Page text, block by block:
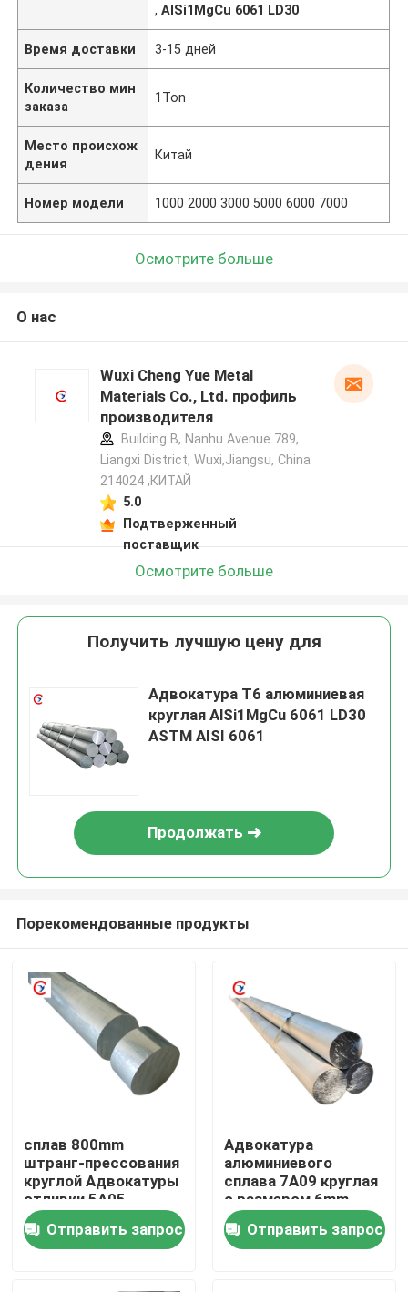
Дом
Товары
,AlSi1MgCu 6061 LD30
Время доставки 3-15 дней
Количество мин
заказа
1Ton
Место происхож
дения
Китай
Номер модели 1000 2000 3000 5000 6000 7000
Осмотрите больше
О нас
Wuxi Cheng Yue Metal
Materials Co., Ltd. профиль
производителя
Building B, Nanhu Avenue 789,
Liangxi District, Wuxi,Jiangsu, China
214024 ,КИТАЙ
5.0
Подтверженный
поставщик
Осмотрите больше
Получить лучшую цену для
Адвокатура T6 алюминиевая
круглая AlSi1MgCu 6061 LD30
ASTM AISI 6061
Продолжать
Порекомендованные продукты
сплав 800mm
штранг-прессования
круглой Адвокатуры
отливки 5A05
алюминиевый
Отправить запрос
Адвокатура
алюминиевого
сплава 7A09 круглая
с размером 6mm
8mm 10mm
Отправить запрос